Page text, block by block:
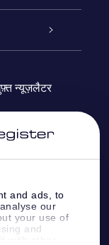
and ads, to
our
your use of
and
न्यूज़लैटर